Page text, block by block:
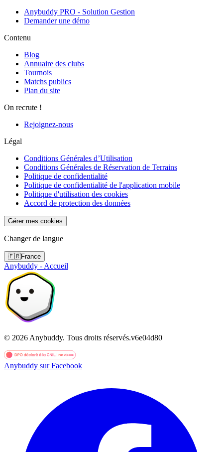
Anybuddy PRO - Solution Gestion
Demander une démo
Contenu
Blog
Annuaire des clubs
Tournois
Matchs publics
Plan du site
On recrute !
Rejoignez-nous
Légal
Conditions Générales d’Utilisation
Conditions Générales de Réservation de Terrains
Politique de confidentialité
Politique de confidentialité de l'application mobile
Politique d'utilisation des cookies
Accord de protection des données
Gérer mes cookies
Changer de langue
🇫🇷France
Anybuddy - Accueil
© 2026 Anybuddy. Tous droits réservés.v6e04d80
Anybuddy sur Facebook